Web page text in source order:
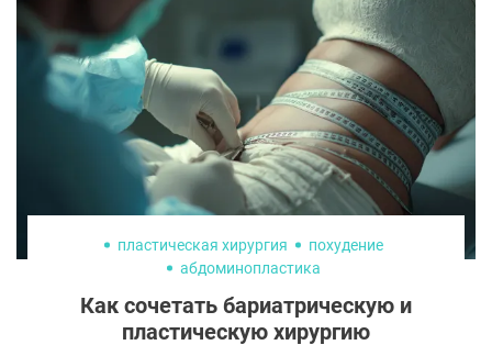
редко задумывается о правильном
положении тела. Однако гиподинамия и
долгое пребывание с опущенной головой
приводят к болям в спине, птозу лица и
раннему появлению морщин.
пластическая хирургия
похудение
абдоминопластика
Как сочетать бариатрическую и
пластическую хирургию